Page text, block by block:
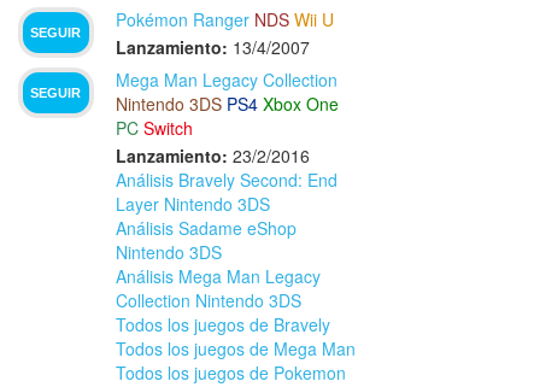
SEGUIR
Pokémon Ranger NDS Wii U
Lanzamiento: 13/4/2007
SEGUIR
Mega Man Legacy Collection
Nintendo 3DS PS4 Xbox One
PC Switch
Lanzamiento: 23/2/2016
Análisis Bravely Second: End
Layer Nintendo 3DS
Análisis Sadame eShop
Nintendo 3DS
Análisis Mega Man Legacy
Collection Nintendo 3DS
Todos los juegos de Bravely
Todos los juegos de Mega Man
Todos los juegos de Pokemon